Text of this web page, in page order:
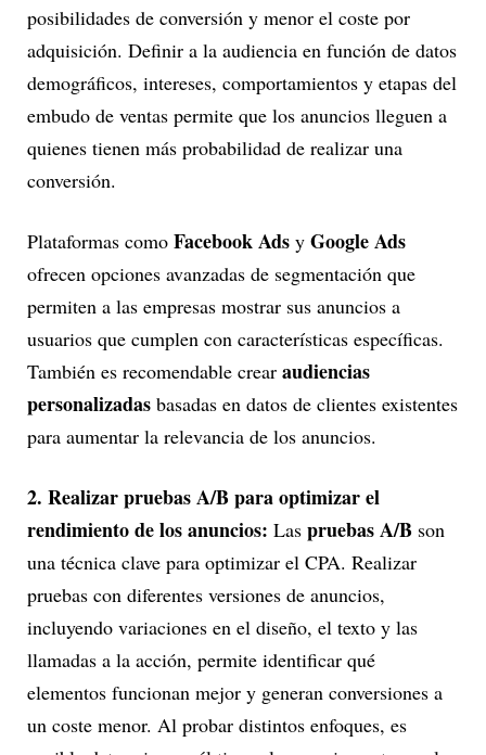
posibilidades de conversión y menor el coste por
adquisición. Definir a la audiencia en función de datos
demográficos, intereses, comportamientos y etapas del
embudo de ventas permite que los anuncios lleguen a
quienes tienen más probabilidad de realizar una
conversión.
Plataformas como Facebook Ads y Google Ads
ofrecen opciones avanzadas de segmentación que
permiten a las empresas mostrar sus anuncios a
usuarios que cumplen con características específicas.
También es recomendable crear audiencias
personalizadas basadas en datos de clientes existentes
para aumentar la relevancia de los anuncios.
2. Realizar pruebas A/B para optimizar el
rendimiento de los anuncios: Las pruebas A/B son
una técnica clave para optimizar el CPA. Realizar
pruebas con diferentes versiones de anuncios,
incluyendo variaciones en el diseño, el texto y las
llamadas a la acción, permite identificar qué
elementos funcionan mejor y generan conversiones a
un coste menor. Al probar distintos enfoques, es